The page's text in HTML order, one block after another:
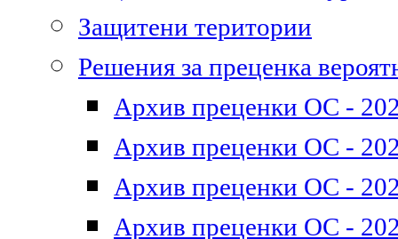
Защитени територии
Решения за преценка
Архив преценки ОС -
Архив преценки ОС -
Архив преценки ОС -
Архив преценки ОС -